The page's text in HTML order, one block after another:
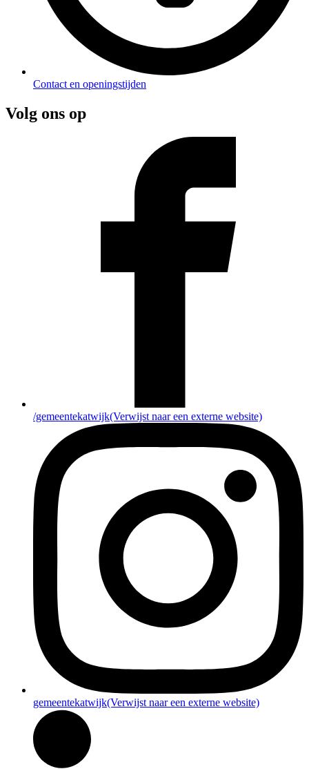
Contact en openingstijden
Volg ons op
/gemeentekatwijk(Verwijst naar een externe website)
gemeentekatwijk(Verwijst naar een externe website)